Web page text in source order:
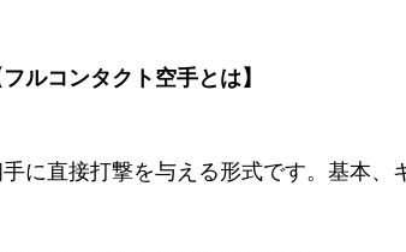
フルコンタクト空手とは】
に直接打撃を与える形式です。基本、